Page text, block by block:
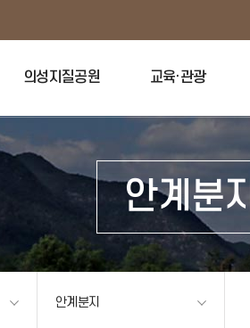
의성지질공원 교육·관광
안계분
안계분지